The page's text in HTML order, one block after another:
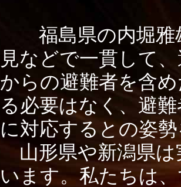
福島県の内堀雅
見などで一貫して
からの避難者を含
る必要はなく、避
に対応するとの姿
山形県や新潟県は
います。私たちは